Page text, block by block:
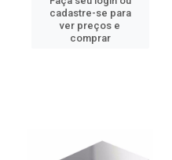
cadastre-se para
ver preços e
comprar